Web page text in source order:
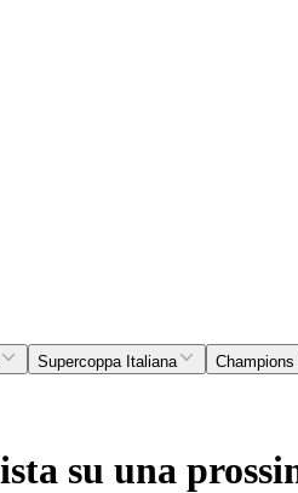
Supercoppa Italiana Champions
su una